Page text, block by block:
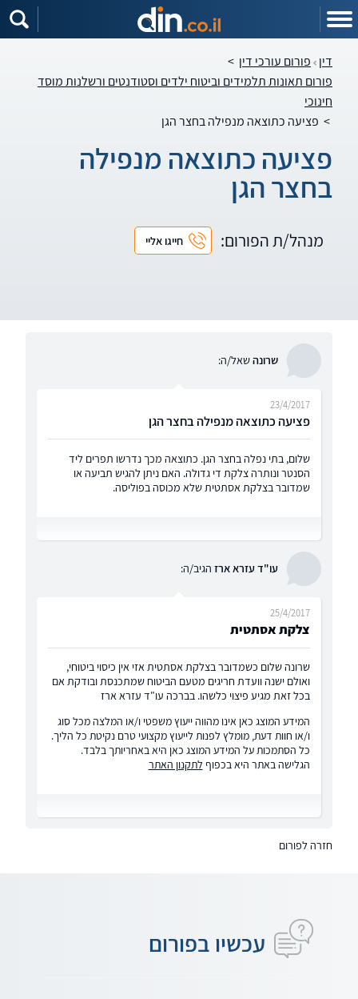
דין פורום עורכי דין >
פורום תאונות תלמידים וביטוח ילדים וסטודנטים ורשלנות מוסד
חינוכי
> פציעה כתוצאה מנפילה בחצר הגן
פציעה כתוצאה מנפילה
בחצר הגן
מנהל/ת הפורום: חייגו אליי
שרונהשאל/ה:
פציעה כתוצאה מנפילה בחצר הגן
23/4/2017
שלום, בתי נפלה בחצר הגן. כתוצאה מכך נדרשו תפרים ליד
הסנטר ונותרה צלקת די גדולה. האם ניתן להגיש תביעה או
שמדובר בצלקת אסתטית שלא מכוסה בפוליסה.
עו"ד עזרא ארז הגיב/ה:
צלקת אסתטית
25/4/2017
שרונה שלום כשמדובר בצלקת אסתטית אזי אין כיסוי ביטוחי,
ואולם ישנה וועדת חריגים מטעם הביטוח שמתכנסת ובודקת אם
בכל זאת מגיע פיצוי כלשהו. בברכה עו"ד עזרא ארז
המידע המוצג כאן אינו מהווה ייעוץ משפטי ו/או המלצה מכל סוג
ו/או חוות דעת, מומלץ לפנות לייעוץ מקצועי טרם נקיטת כל הליך.
כל הסתמכות על המידע המוצג כאן היא באחריותך בלבד.
הגלישה באתר היא בכפוף לתקנון האתר
חזרה לפורום
עכשיו בפורום